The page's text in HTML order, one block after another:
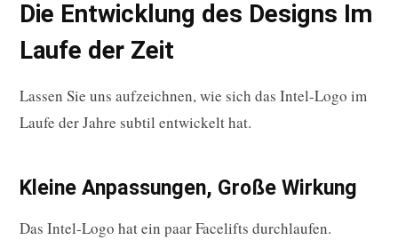
Die Entwicklung des Designs Im
Laufe der Zeit
Lassen Sie uns aufzeichnen, wie sich das Intel-Logo im
Laufe der Jahre subtil entwickelt hat.
Kleine Anpassungen, Große Wirkung
Das Intel-Logo hat ein paar Facelifts durchlaufen.